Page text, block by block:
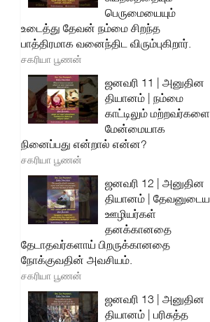
பெருமையையும்
உடைத்து தேவன் நம்மை சிறந்த
பாத்திரமாக வனைந்திட விரும்புகிறார்.
சகரியா பூணன்
ஜனவரி 11 | அனுதின
தியானம் | நம்மை
காட்டிலும் மற்றவர்களை
மேன்மையாக
நினைப்பது என்றால் என்ன?
சகரியா பூணன்
ஜனவரி 12 | அனுதின
தியானம் | தேவனுடைய
ஊழியர்கள்
தனக்கானதை
தேடாதவர்களாய் பிறருக்கானதை
நோக்குவதின் அவசியம்.
சகரியா பூணன்
ஜனவரி 13 | அனுதின
தியானம் | பரிசுத்த